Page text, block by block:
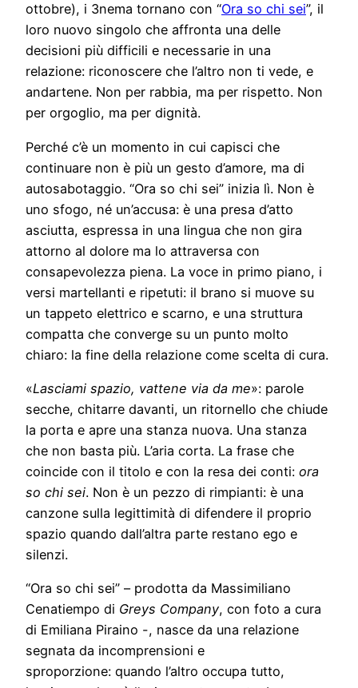
ottobre), i 3nema tornano con “Ora so chi sei”, il
loro nuovo singolo che affronta una delle
decisioni più difficili e necessarie in una
relazione: riconoscere che l’altro non ti vede, e
andartene. Non per rabbia, ma per rispetto. Non
per orgoglio, ma per dignità.
Perché c’è un momento in cui capisci che
continuare non è più un gesto d’amore, ma di
autosabotaggio. “Ora so chi sei” inizia lì. Non è
uno sfogo, né un’accusa: è una presa d’atto
asciutta, espressa in una lingua che non gira
attorno al dolore ma lo attraversa con
consapevolezza piena. La voce in primo piano, i
versi martellanti e ripetuti: il brano si muove su
un tappeto elettrico e scarno, e una struttura
compatta che converge su un punto molto
chiaro: la fine della relazione come scelta di cura.
«Lasciami spazio, vattene via da me»: parole
secche, chitarre davanti, un ritornello che chiude
la porta e apre una stanza nuova. Una stanza
che non basta più. L’aria corta. La frase che
coincide con il titolo e con la resa dei conti: ora
so chi sei. Non è un pezzo di rimpianti: è una
canzone sulla legittimità di difendere il proprio
spazio quando dall’altra parte restano ego e
silenzi.
“Ora so chi sei” – prodotta da Massimiliano
Cenatiempo di Greys Company, con foto a cura
di Emiliana Piraino -, nasce da una relazione
segnata da incomprensioni e
sproporzione: quando l’altro occupa tutto,